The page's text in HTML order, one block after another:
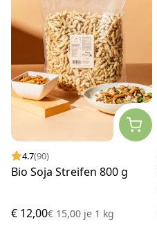
4.7(90)
Bio Soja Streifen 800 g
€ 12,00€ 15,00 je 1 kg